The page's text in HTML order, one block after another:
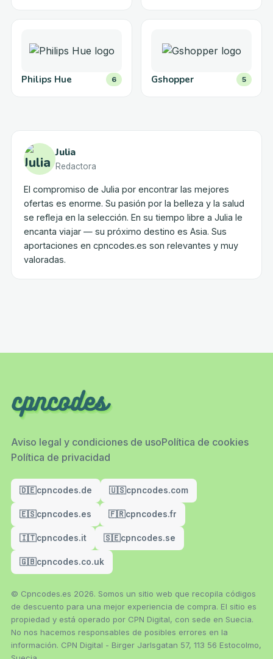
Philips Hue 6 Gshopper 5
Julia
Redactora
El compromiso de Julia por encontrar las mejores
ofertas es enorme. Su pasión por la belleza y la salud
se refleja en la selección. En su tiempo libre a Julia le
encanta viajar — su próximo destino es Asia. Sus
aportaciones en cpncodes.es son relevantes y muy
valoradas.
Aviso legal y condiciones de usoPolítica de cookies
Política de privacidad
🇩🇪cpncodes.de 🇺🇸cpncodes.com
🇪🇸cpncodes.es 🇫🇷cpncodes.fr
🇮🇹cpncodes.it 🇸🇪cpncodes.se
🇬🇧cpncodes.co.uk
© Cpncodes.es 2026. Somos un sitio web que recopila códigos
de descuento para una mejor experiencia de compra. El sitio es
propiedad y está operado por CPN Digital, con sede en Suecia.
No nos hacemos responsables de posibles errores en la
información. CPN Digital - Birger Jarlsgatan 57, 113 56 Estocolmo,